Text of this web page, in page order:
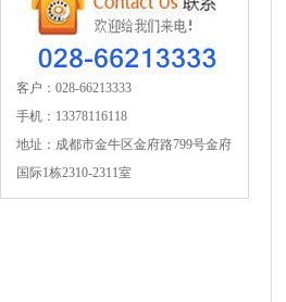
客户：028-66213333
手机：13378116118
地址：成都市金牛区金府路799号金府
国际1栋2310-2311室